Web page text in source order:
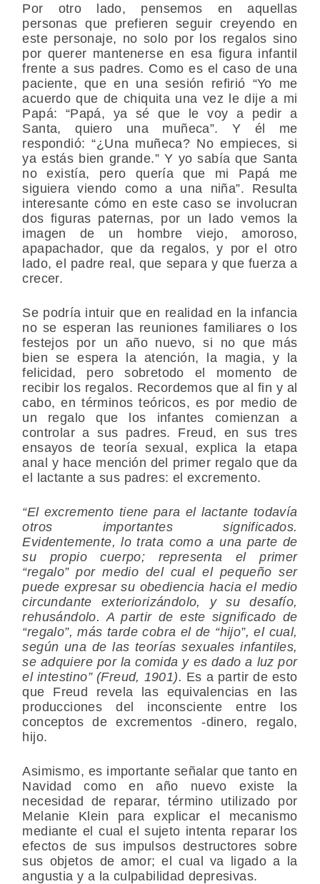
Por otro lado, pensemos en aquellas
personas que prefieren seguir creyendo en
este personaje, no solo por los regalos sino
por querer mantenerse en esa figura infantil
frente a sus padres. Como es el caso de una
paciente, que en una sesión refirió “Yo me
acuerdo que de chiquita una vez le dije a mi
Papá: “Papá, ya sé que le voy a pedir a
Santa, quiero una muñeca”. Y él me
respondió: “¿Una muñeca? No empieces, si
ya estás bien grande.” Y yo sabía que Santa
no existía, pero quería que mi Papá me
siguiera viendo como a una niña”. Resulta
interesante cómo en este caso se involucran
dos figuras paternas, por un lado vemos la
imagen de un hombre viejo, amoroso,
apapachador, que da regalos, y por el otro
lado, el padre real, que separa y que fuerza a
crecer.
Se podría intuir que en realidad en la infancia
no se esperan las reuniones familiares o los
festejos por un año nuevo, si no que más
bien se espera la atención, la magia, y la
felicidad, pero sobretodo el momento de
recibir los regalos. Recordemos que al fin y al
cabo, en términos teóricos, es por medio de
un regalo que los infantes comienzan a
controlar a sus padres. Freud, en sus tres
ensayos de teoría sexual, explica la etapa
anal y hace mención del primer regalo que da
el lactante a sus padres: el excremento.
“El excremento tiene para el lactante todavía
otros importantes significados.
Evidentemente, lo trata como a una parte de
su propio cuerpo; representa el primer
“regalo” por medio del cual el pequeño ser
puede expresar su obediencia hacia el medio
circundante exteriorizándolo, y su desafío,
rehusándolo. A partir de este significado de
“regalo”, más tarde cobra el de “hijo”, el cual,
según una de las teorías sexuales infantiles,
se adquiere por la comida y es dado a luz por
el intestino” (Freud, 1901). Es a partir de esto
que Freud revela las equivalencias en las
producciones del inconsciente entre los
conceptos de excrementos -dinero, regalo,
hijo.
Asimismo, es importante señalar que tanto en
Navidad como en año nuevo existe la
necesidad de reparar, término utilizado por
Melanie Klein para explicar el mecanismo
mediante el cual el sujeto intenta reparar los
efectos de sus impulsos destructores sobre
sus objetos de amor; el cual va ligado a la
angustia y a la culpabilidad depresivas.